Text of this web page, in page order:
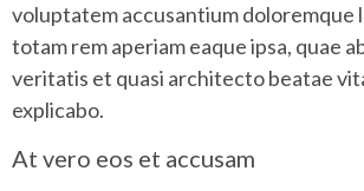
voluptatem accusantium doloremque
totam rem aperiam eaque ipsa, quae
veritatis et quasi architecto beatae
explicabo.
At vero eos et accusam